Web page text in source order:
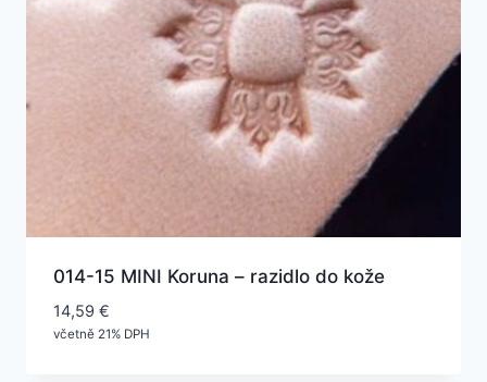
014-15 MINI Koruna – razidlo do kože
14,59 €
včetně 21% DPH